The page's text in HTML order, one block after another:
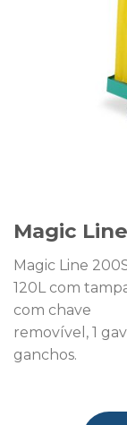
Magic
Magic Line
120L com
com chave
removível, 1
ganchos.